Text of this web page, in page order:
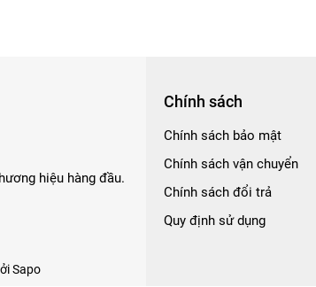
hiệu hàng đầu.
Chính sách
Chính sách bảo mật
Chính sách vận chuyển
Chính sách đổi trả
Quy định sử dụng
Sapo